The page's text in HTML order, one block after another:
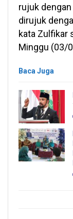
rujuk
dirujuk
kata Zulfikar
Minggu (03/
Baca Juga